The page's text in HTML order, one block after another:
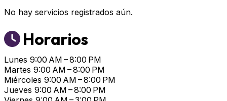
No hay servicios registrados aún.
Horarios
Lunes 9:00 AM – 8:00 PM
Martes 9:00 AM – 8:00 PM
Miércoles 9:00 AM – 8:00 PM
Jueves 9:00 AM – 8:00 PM